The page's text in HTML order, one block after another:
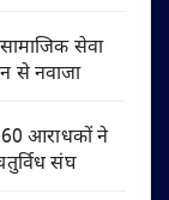
सेवा
से नवाजा
आराधकों ने
संघ